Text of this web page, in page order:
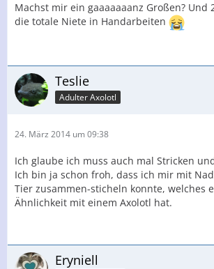
Machst mir ein gaaaaaaanz Großen? Und
die totale Niete in Handarbeiten
Teslie
Adulter Axolotl
24. März 2014 um 09:38
Ich glaube ich muss auch mal Stricken
Ich bin ja schon froh, dass ich mir mit
Tier zusammen-sticheln konnte, welches
Ähnlichkeit mit einem Axolotl hat.
Eryniell